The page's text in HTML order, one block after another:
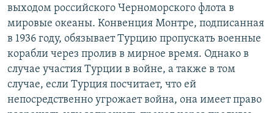
выходом российского Черноморского флота в
мировые океаны. Конвенция Монтре, подписанная
в 1936 году, обязывает Турцию пропускать военные
корабли через пролив в мирное время. Однако в
случае участия Турции в войне, а также в том
случае, если Турция посчитает, что ей
непосредственно угрожает война, она имеет право